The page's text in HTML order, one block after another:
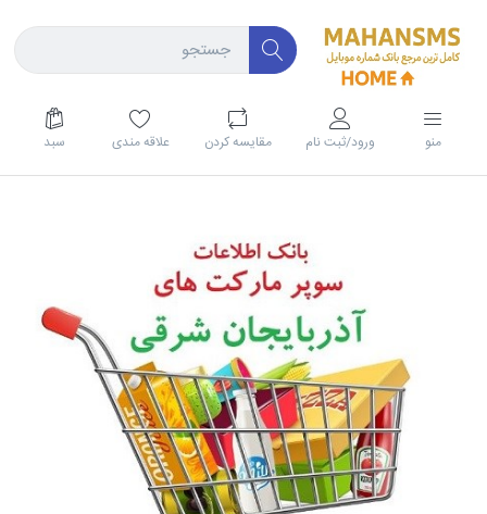
منو ورود/ثبت نام مقايسه كردن علاقه مندی سبد